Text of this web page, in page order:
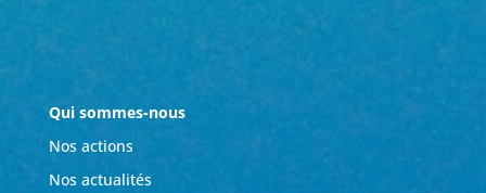
Qui sommes-nous
Nos actions
Nos actualités